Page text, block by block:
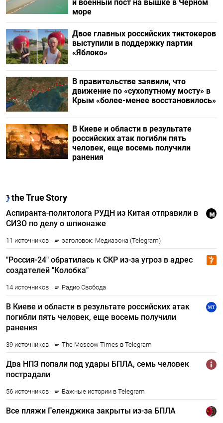
и военный пост на вышке в Черном
море
Двое главных российских тиктокеров
выступили в поддержку партии
«Яблоко»
В правительстве заявили, что
движение по «сухопутному мосту» в
Крым «более-менее восстановилось»
В Киеве и области в результате
российских атак погибли пять
человек, еще восемь получили
ранения